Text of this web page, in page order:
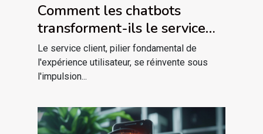
Comment les chatbots
transforment-ils le service
client dans le marketing
digital ?
Le service client, pilier fondamental de
l'expérience utilisateur, se réinvente sous
l'impulsion...